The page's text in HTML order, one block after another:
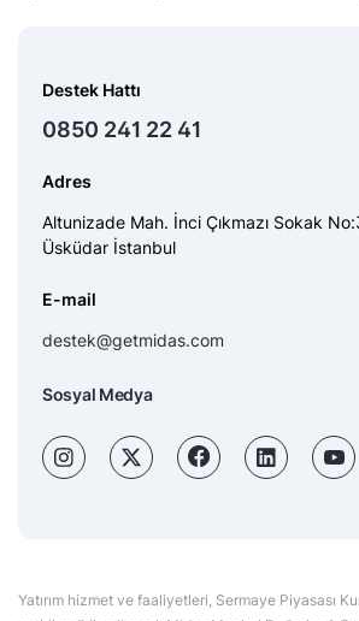
Destek Hattı
0850 241 22 41
Adres
Altunizade Mah. İnci Çıkmazı Sokak
Üsküdar İstanbul
E-mail
destek@getmidas.com
Sosyal Medya
Yatırım hizmet ve faaliyetleri, Sermaye Piyasası